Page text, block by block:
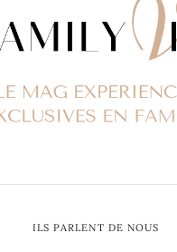
ILS PARLENT DE NOUS